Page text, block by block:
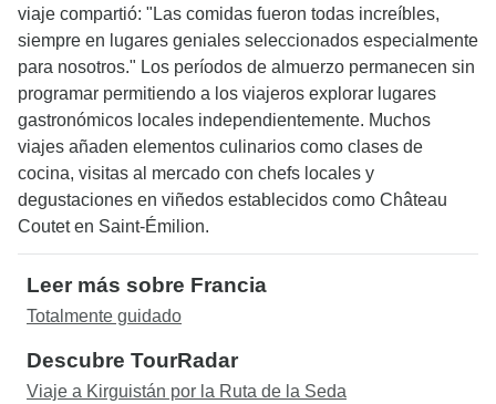
viaje compartió: "Las comidas fueron todas increíbles,
siempre en lugares geniales seleccionados especialmente
para nosotros." Los períodos de almuerzo permanecen sin
programar permitiendo a los viajeros explorar lugares
gastronómicos locales independientemente. Muchos
viajes añaden elementos culinarios como clases de
cocina, visitas al mercado con chefs locales y
degustaciones en viñedos establecidos como Château
Coutet en Saint-Émilion.
Leer más sobre Francia
Totalmente guidado
Descubre TourRadar
Viaje a Kirguistán por la Ruta de la Seda